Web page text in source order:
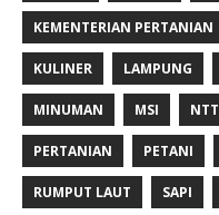
KEMENTERIAN PERTANIAN
KULINER LAMPUNG
MINUMAN MSI NTT
PERTANIAN PETANI
RUMPUT LAUT SAPI